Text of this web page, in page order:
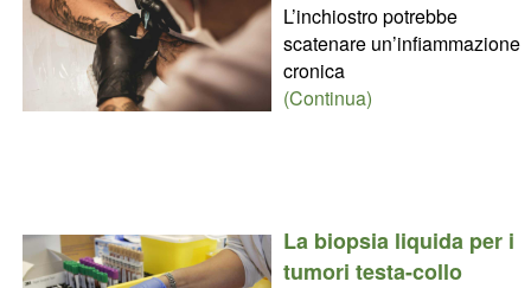
L’inchiostro potrebbe
scatenare un’infiammazione
cronica
(Continua)
La biopsia liquida per i
tumori testa-collo